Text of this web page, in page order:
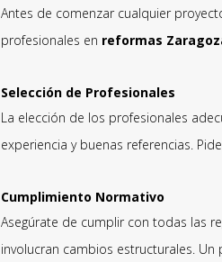
Antes de comenzar cualquier
profesionales en reformas
Selección de Profesionales
La elección de los profesionales
experiencia y buenas referencias.
Cumplimiento Normativo
Asegúrate de cumplir con todas las
involucran cambios estructurales.